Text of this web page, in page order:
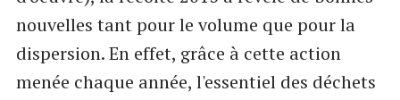
nouvelles tant pour le volume que pour la
dispersion. En effet, grâce à cette action
menée chaque année, l'essentiel des déchets